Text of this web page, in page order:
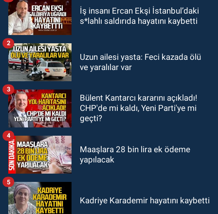
11:00Belediye duyurdu! Yüzme
yarışması ertelendi
10:55İşçi servisi kaza yaptı...
GÜNDEM
10:06“Drakula” alarmı! Zonguldak,
Bartın ve Düzce tehdit altında
İş insanı Ercan Ekşi İstanbul’daki
s*lahlı saldırıda hayatını kaybetti
Uzun ailesi yasta: Feci kazada ölü
ve yaralılar var
2
Bülent Kantarcı kararını açıkladı!
CHP'de mi kaldı, Yeni Parti'ye mi
geçti?
3
Maaşlara 28 bin lira ek ödeme
yapılacak
4
Kadriye Karademir hayatını kaybetti
5